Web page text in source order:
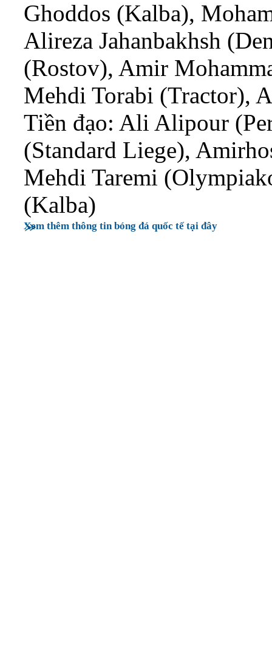
Ghoddos (Kalba),
Alireza Jahanbakhsh
(Rostov), Amir
Mehdi Torabi (Tractor),
Tiền đạo: Ali Alipour
(Standard Liege),
Mehdi Taremi
(Kalba)
Xem thêm thông tin bóng đá quốc tế tại đây